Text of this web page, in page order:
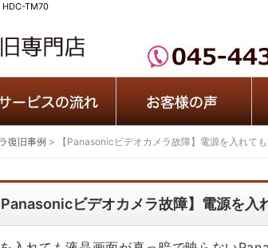
HDC-TM70
復旧事例 > 【Panasonicビデオカメラ故障】電源を入れて
Panasonicビデオカメラ故障】電源を